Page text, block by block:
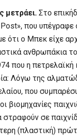
μετράει. Στο
που υπέγραφε
ότι ο Μπεκ είχε
ανθρωπάκια
που η πετρελαϊκή
Λόγω της
που
βιομηχανίες
σε
(πλαστική)